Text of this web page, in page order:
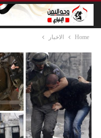
Home الاخبار